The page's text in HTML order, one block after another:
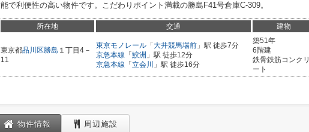
能で利便性の高い物件です。こだわりポイント満載の勝島F41号倉庫C-309。
所在地 交通 建物
東京都品川区勝島 １丁目4－
11
東京モノレール 「 大井競馬場前 」駅 徒歩7分
京急本線 「 鮫洲 」駅 徒歩12分
京急本線 「 立会川 」駅 徒歩16分
築51年
6階建
鉄骨鉄筋コンクリ
ート
物件情報 周辺施設